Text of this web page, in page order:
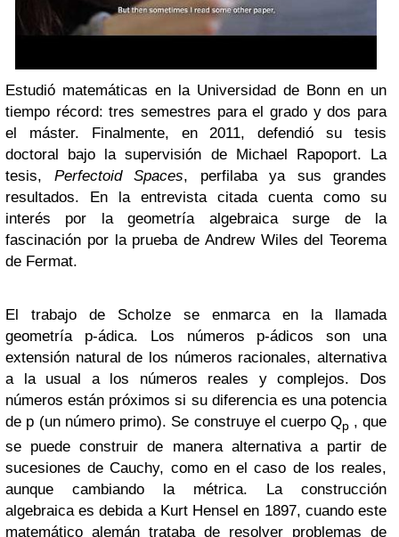
Estudió matemáticas en la Universidad de Bonn en un
tiempo récord: tres semestres para el grado y dos para
el máster. Finalmente, en 2011, defendió su tesis
doctoral bajo la supervisión de Michael Rapoport. La
tesis, Perfectoid Spaces, perfilaba ya sus grandes
resultados. En la entrevista citada cuenta como su
interés por la geometría algebraica surge de la
fascinación por la prueba de Andrew Wiles del Teorema
de Fermat.
El trabajo de Scholze se enmarca en la llamada
geometría p-ádica. Los números p-ádicos son una
extensión natural de los números racionales, alternativa
a la usual a los números reales y complejos. Dos
números están próximos si su diferencia es una potencia
de p (un número primo). Se construye el cuerpo Qp , que
se puede construir de manera alternativa a partir de
sucesiones de Cauchy, como en el caso de los reales,
aunque cambiando la métrica. La construcción
algebraica es debida a Kurt Hensel en 1897, cuando este
matemático alemán trataba de resolver problemas de